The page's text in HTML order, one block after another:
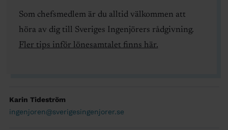
Som chefsmedlem är du alltid välkommen att
höra av dig till Sveriges Ingenjörers rådgivning.
Fler tips inför lönesamtalet finns här.
Karin Tideström
ingenjoren@sverigesingenjorer.se